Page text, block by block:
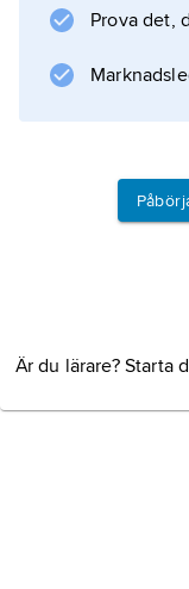
även i
Sovjetunionen
Prova det,
Är du lärare? Starta